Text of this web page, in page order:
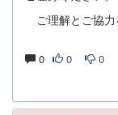
ご理解とご協力
0 0 0